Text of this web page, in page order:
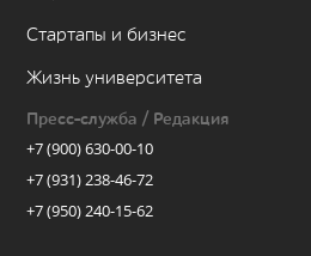
Стартапы и бизнес
Жизнь университета
Пресс-служба / Редакция
+7 (900) 630-00-10
+7 (931) 238-46-72
+7 (950) 240-15-62